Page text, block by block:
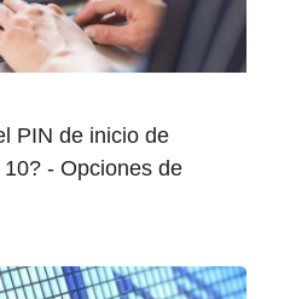
PIN de inicio de
- Opciones de